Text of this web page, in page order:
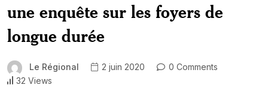
une enquête sur les foyers de
longue durée
Le Régional 2 juin 2020
0 Comments
32 Views